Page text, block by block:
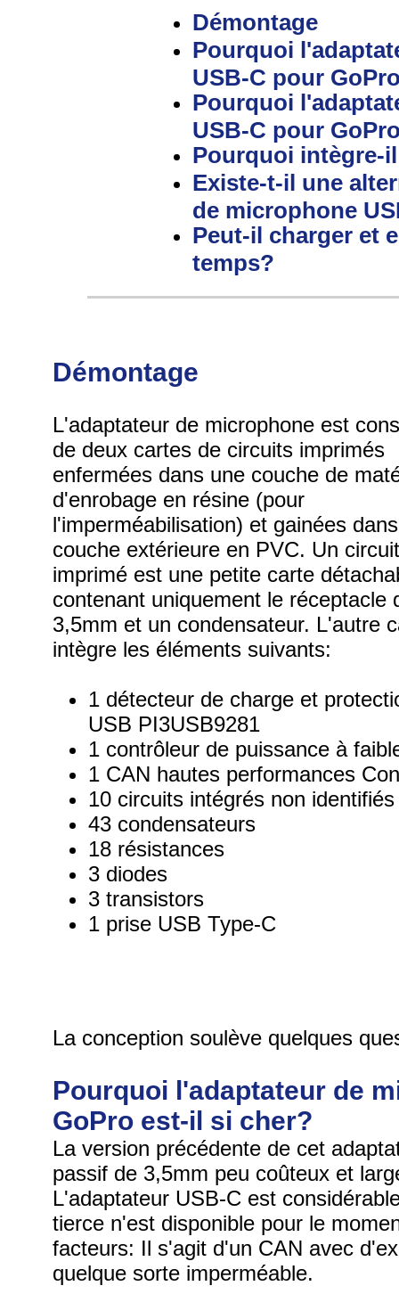
Démontage
Pourquoi
USB-C pour
Pourquoi
USB-C pour
Pourquoi intègre-
Existe-t-il une
de microphone
Peut-il charger et
temps?
Démontage
L'adaptateur de microphone est
de deux cartes de circuits imprimés
enfermées dans une couche de
d'enrobage en résine (pour
l'imperméabilisation) et gainées
couche extérieure en PVC. Un circuit
imprimé est une petite carte
contenant uniquement le réceptacle
3,5mm et un condensateur. L'autre
intègre les éléments suivants:
1 détecteur de charge et
USB PI3USB9281
1 contrôleur de puissance à
1 CAN hautes performances
10 circuits intégrés non identifiés
43 condensateurs
18 résistances
3 diodes
3 transistors
1 prise USB Type-C
La conception soulève quelques
Pourquoi l'adaptateur de
GoPro est-il si cher?
La version précédente de cet
passif de 3,5mm peu coûteux et
L'adaptateur USB-C est
tierce n'est disponible pour le
facteurs: Il s'agit d'un CAN avec
quelque sorte imperméable.